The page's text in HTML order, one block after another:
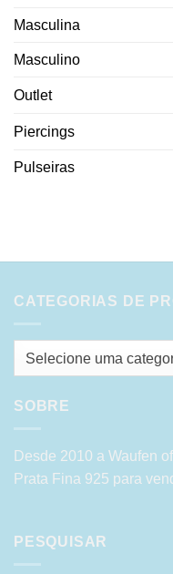
Masculina
Masculino
Outlet
Piercings
Pulseiras
CATEGORIAS DE
Selecione uma
SOBRE
Desde 2010 a Waufen
Prata Fina 925 para
PESQUISAR